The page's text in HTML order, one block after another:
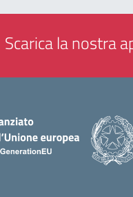
Scarica la nostra